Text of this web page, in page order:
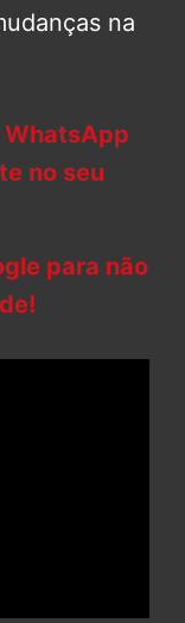
na
WhatsApp
no seu
para não